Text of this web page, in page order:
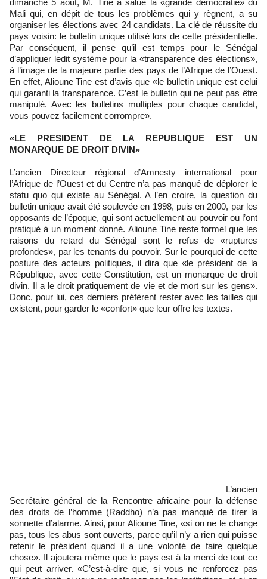
dimanche 5 août, M. Tine a salué la «grande démocratie» du
Mali qui, en dépit de tous les problèmes qui y règnent, a su
organiser les élections avec 24 candidats. La clé de réussite du
pays voisin: le bulletin unique utilisé lors de cette présidentielle.
Par conséquent, il pense qu’il est temps pour le Sénégal
d’appliquer ledit système pour la «transparence des élections»,
à l’image de la majeure partie des pays de l’Afrique de l’Ouest.
En effet, Alioune Tine est d’avis que «le bulletin unique est celui
qui garanti la transparence. C’est le bulletin qui ne peut pas être
manipulé. Avec les bulletins multiples pour chaque candidat,
vous pouvez facilement corrompre».
«LE PRESIDENT DE LA REPUBLIQUE EST UN
MONARQUE DE DROIT DIVIN»
L’ancien Directeur régional d’Amnesty international pour
l’Afrique de l’Ouest et du Centre n’a pas manqué de déplorer le
statu quo qui existe au Sénégal. A l’en croire, la question du
bulletin unique avait été soulevée en 1998, puis en 2000, par les
opposants de l’époque, qui sont actuellement au pouvoir ou l’ont
pratiqué à un moment donné. Alioune Tine reste formel que les
raisons du retard du Sénégal sont le refus de «ruptures
profondes», par les tenants du pouvoir. Sur le pourquoi de cette
posture des acteurs politiques, il dira que «le président de la
République, avec cette Constitution, est un monarque de droit
divin. Il a le droit pratiquement de vie et de mort sur les gens».
Donc, pour lui, ces derniers préfèrent rester avec les failles qui
existent, pour garder le «confort» que leur offre les textes.
L’ancien
Secrétaire général de la Rencontre africaine pour la défense
des droits de l’homme (Raddho) n’a pas manqué de tirer la
sonnette d’alarme. Ainsi, pour Alioune Tine, «si on ne le change
pas, tous les abus sont ouverts, parce qu’il n’y a rien qui puisse
retenir le président quand il a une volonté de faire quelque
chose». Il ajoutera même que le pays est à la merci de tout ce
qui peut arriver. «C’est-à-dire que, si vous ne renforcez pas